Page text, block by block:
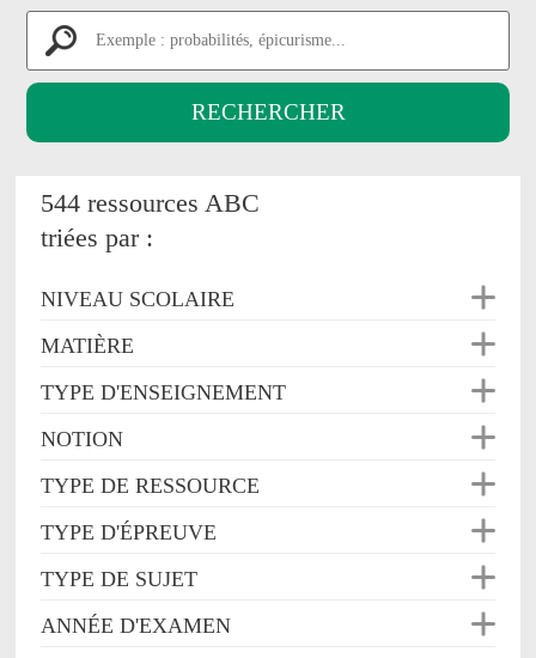
544 ressources ABC
triées par :
NIVEAU SCOLAIRE
MATIÈRE
TYPE D'ENSEIGNEMENT
NOTION
TYPE DE RESSOURCE
TYPE D'ÉPREUVE
TYPE DE SUJET
ANNÉE D'EXAMEN